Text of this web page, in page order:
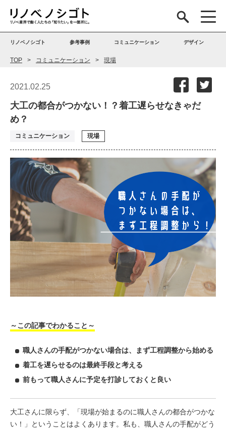
リノベノシゴト 参考事例 コミュニケーション デザイン
TOP コミュニケーション 現場
2021.02.25
大工の都合がつかない！？着工遅らせなきゃだ
め？
コミュニケーション 現場
～この記事でわかること～
職人さんの手配がつかない場合は、まず工程調整から始める
着工を遅らせるのは最終手段と考える
前もって職人さんに予定を打診しておくと良い
大工さんに限らず、「現場が始まるのに職人さんの都合がつかな
い！」ということはよくあります。 私も、職人さんの手配がどう